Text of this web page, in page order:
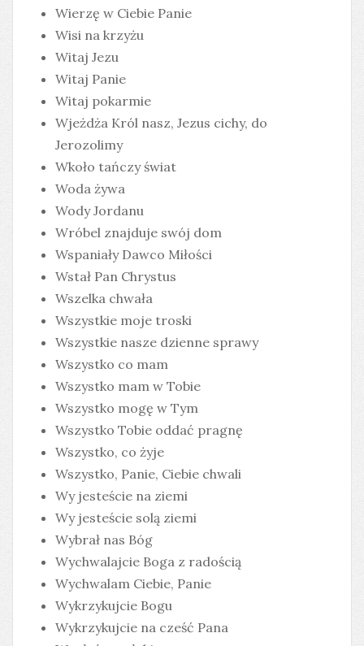
Wierzę w Ciebie Panie
Wisi na krzyżu
Witaj Jezu
Witaj Panie
Witaj pokarmie
Wjeżdża Król nasz, Jezus cichy, do
Jerozolimy
Wkoło tańczy świat
Woda żywa
Wody Jordanu
Wróbel znajduje swój dom
Wspaniały Dawco Miłości
Wstał Pan Chrystus
Wszelka chwała
Wszystkie moje troski
Wszystkie nasze dzienne sprawy
Wszystko co mam
Wszystko mam w Tobie
Wszystko mogę w Tym
Wszystko Tobie oddać pragnę
Wszystko, co żyje
Wszystko, Panie, Ciebie chwali
Wy jesteście na ziemi
Wy jesteście solą ziemi
Wybrał nas Bóg
Wychwalajcie Boga z radością
Wychwalam Ciebie, Panie
Wykrzykujcie Bogu
Wykrzykujcie na cześć Pana